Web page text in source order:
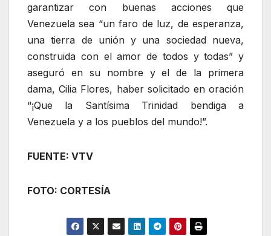
garantizar con buenas acciones que
Venezuela sea “un faro de luz, de esperanza,
una tierra de unión y una sociedad nueva,
construida con el amor de todos y todas” y
aseguró en su nombre y el de la primera
dama, Cilia Flores, haber solicitado en oración
“¡Que la Santísima Trinidad bendiga a
Venezuela y a los pueblos del mundo!”.
FUENTE: VTV
FOTO: CORTESÍA